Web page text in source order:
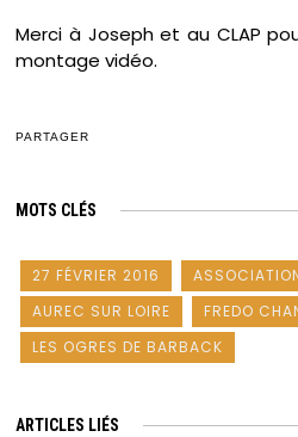
Merci à Joseph et au CLAP
montage vidéo.
PARTAGER
MOTS CLÉS
27 FÉVRIER 2016
AUREC SUR LOIRE
FREDO
LES OGRES DE BARBACK
ARTICLES LIÉS